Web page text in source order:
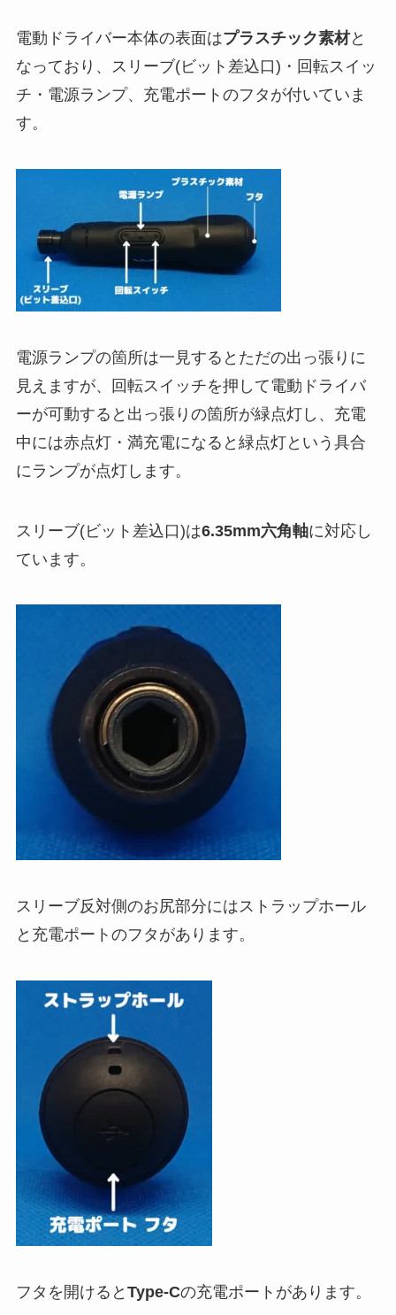
電動ドライバー本体の表面はプラスチック素材と
なっており、スリーブ(ビット差込口)・回転スイッ
チ・電源ランプ、充電ポートのフタが付いていま
す。
電源ランプの箇所は一見するとただの出っ張りに
見えますが、回転スイッチを押して電動ドライバ
ーが可動すると出っ張りの箇所が緑点灯し、充電
中には赤点灯・満充電になると緑点灯という具合
にランプが点灯します。
スリーブ(ビット差込口)は6.35mm六角軸に対応し
ています。
スリーブ反対側のお尻部分にはストラップホール
と充電ポートのフタがあります。
フタを開けると Type-Cの充電ポートがあります。